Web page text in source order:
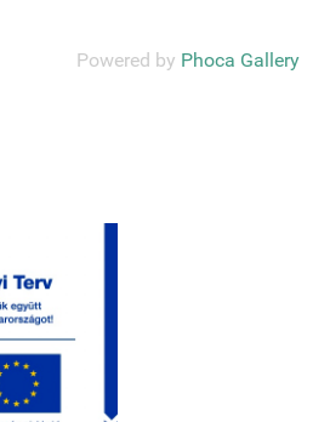
Powered by Phoca Gallery